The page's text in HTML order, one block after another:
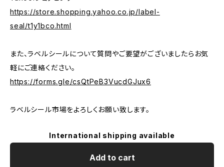
https://store.shopping.yahoo.co.jp/label-
seal/t1y1bco.html
また、ラベルシールについて質問やご要望がございましたらお気
軽にご連絡ください。
https://forms.gle/csQtPeB3VucdGJux6
ラベルシール市場をよろしくお願い致します。
International shipping available
Add to cart